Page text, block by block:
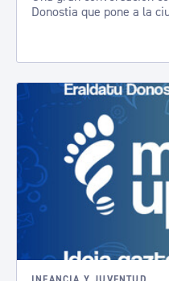
Donostia que pone a la